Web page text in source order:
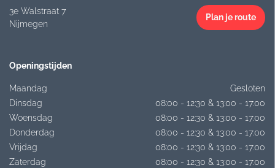
3e Walstraat 7
Nijmegen
Plan je route
Openingstijden
Maandag
Gesloten
Dinsdag
08:00 - 12:30 & 13:00 - 17:00
Woensdag
08:00 - 12:30 & 13:00 - 17:00
Donderdag
08:00 - 12:30 & 13:00 - 17:00
Vrijdag
08:00 - 12:30 & 13:00 - 17:00
Zaterdag
08:00 - 12:30 & 13:00 - 17:00